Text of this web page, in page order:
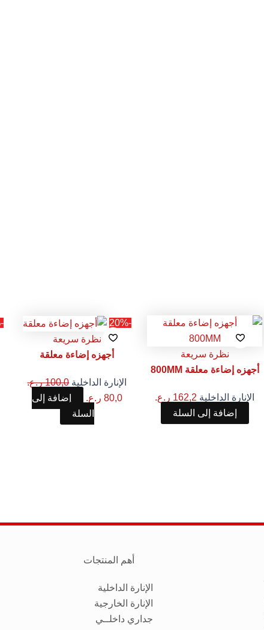
نظرة سريعة
أجهزه إضاءة معلقة 800MM
الإنارة الداخلية 162,2 ر.ع.
إضافة إلى السلة
-20%
نظرة سريعة
أجهزه إضاءة معلقة
الإنارة الداخلية100,0 ر.ع.
السعر
الأصلي
هو:
80,0 ر.ع.
السعر
الحالي
هو:
إضافة إلى
السلة
-42%
أهم المنتجات
الإنارة الداخلية
الإنارة الخارجية
جداري داخلــي